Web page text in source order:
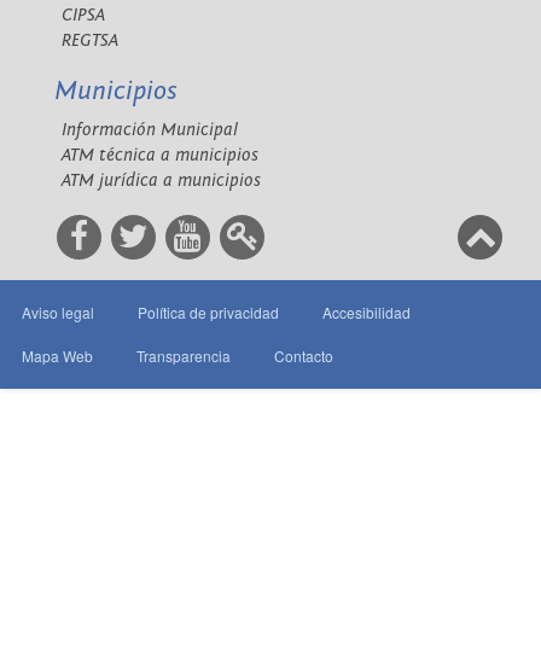
CIPSA
REGTSA
Municipios
Información Municipal
ATM técnica a municipios
ATM jurídica a municipios
Aviso legal Política de privacidad Accesibilidad
Mapa Web Transparencia Contacto